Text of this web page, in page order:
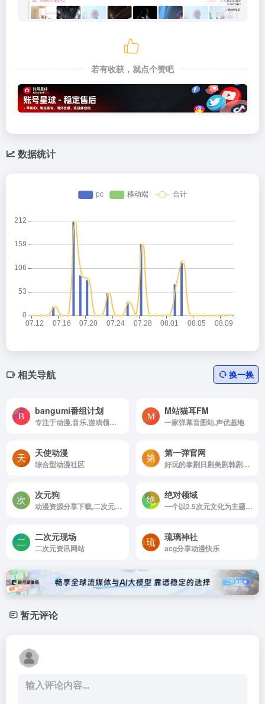
若有收获，就点个赞吧
数据统计
相关导航 换一换
bangumi番组计划
专注于动漫,音乐,游戏领域的ACG(动画,漫画,游戏)亚文化资料库
M站猫耳FM
一家弹幕音图站,声优基地
天使动漫
综合型动漫社区
第一弹官网
好玩的泰剧日剧美剧韩剧动漫社区
次元狗
动漫资源分享下载,二次元世界
绝对领域
一个以2.5次元文化为主题的图片分享平台
二次元现场
二次元资讯网站
琉璃神社
acg分享动漫快乐
暂无评论